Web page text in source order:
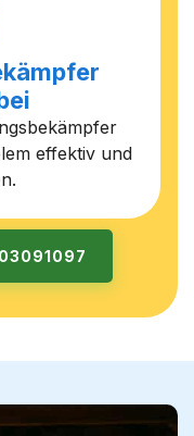
effektiv und